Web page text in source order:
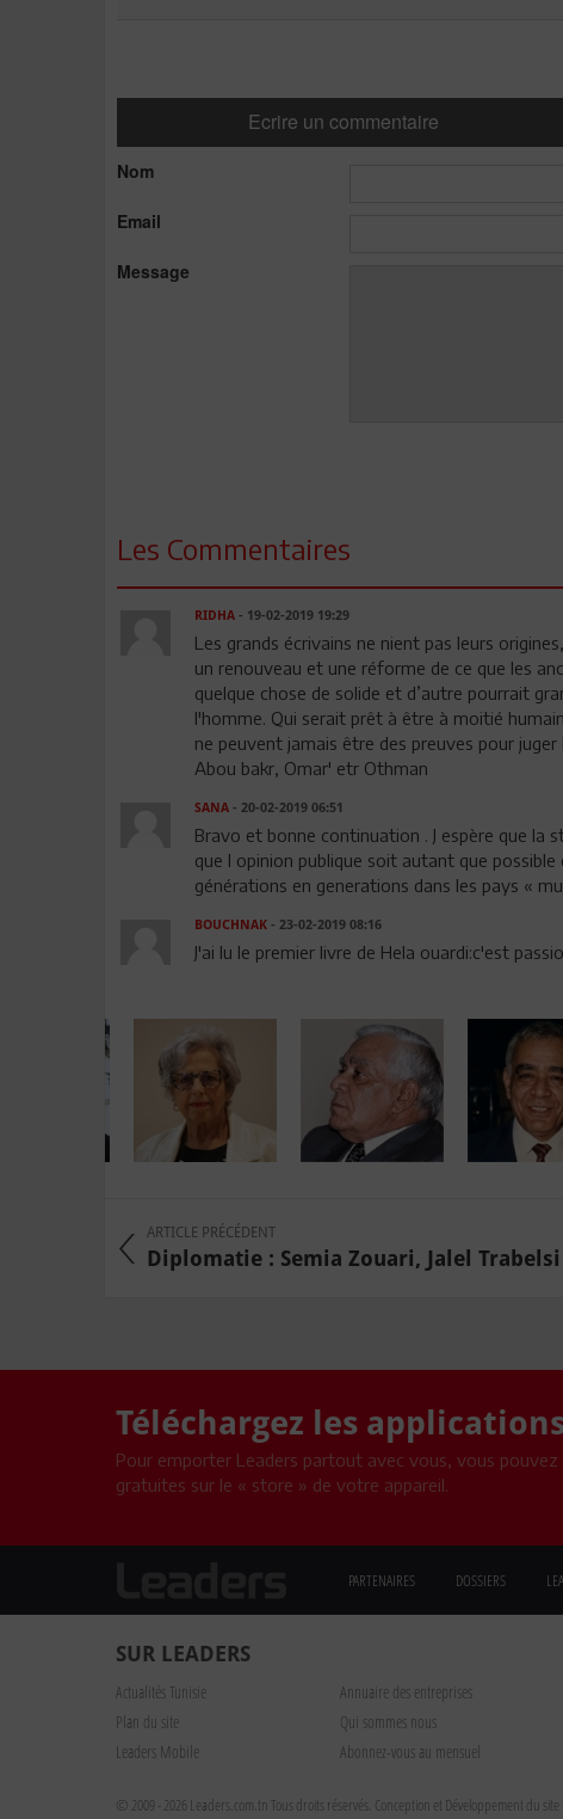
Ecrire un commentaire
Nom
Email
Message
Les Commentaires
RIDHA- 19-02-2019 19:29
Les grands écrivains ne nient pas leurs
un renouveau et une réforme de ce que les
quelque chose de solide et d’autre pourrait
l'homme. Qui serait prêt à être à moitié
ne peuvent jamais être des preuves pour
Abou bakr, Omar' etr Othman
SANA- 20-02-2019 06:51
Bravo et bonne continuation . J espère que la
que l opinion publique soit autant que
générations en generations dans les pays «
BOUCHNAK- 23-02-2019 08:16
J'ai lu le premier livre de Hela ouardi:c'est
ARTICLE PRÉCÉDENT
Diplomatie : Semia Zouari, Jalel
Téléchargez les
Pour emporter Leaders partout avec vous, vous
gratuites sur le « store » de votre appareil.
PARTENAIRES DOSSIERS
SUR LEADERS
Actualités Tunisie Annuaire des entreprises
Plan du site
Qui sommes nous
Leaders Mobile
Abonnez-vous au mensuel
© 2009 - 2026 Leaders.com.tn Tous droits réservés. Conception et Développement du